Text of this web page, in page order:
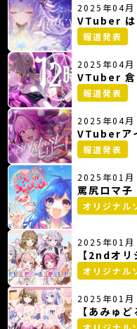
2025年04月
VTuber は
協力のも
報道発表
2025年04月
VTuber 倉
プ）協力
ース
報道発表
2025年04月
VTuberア
tamp（ブ
ナルソロ曲
報道発表
2025年01月
罵尻ロマ
オリジナル
2025年01月
【2ndオ
up!
オリジナル
2025年01月
【あみゅ
～ゆちゃ～